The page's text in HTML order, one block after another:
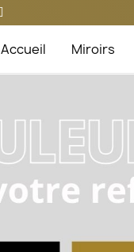
Accueil Miroirs